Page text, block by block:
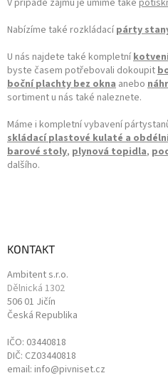
V případě zájmu je umíme také
Nabízíme také rozkládací párty
U nás najdete také kompletní
byste časem potřebovali dokoupit
boční plachty bez okna anebo
sortiment u nás také naleznete.
Máme i kompletní vybavení
skládací plastové kulaté a
barové stoly, plynová topidla,
dalšího.
KONTAKT
Ambitent s.r.o.
Dělnická 1302
506 01 Jičín
Česká Republika
IČO: 03440818
DIČ: CZ03440818
email: info@pivniset.cz